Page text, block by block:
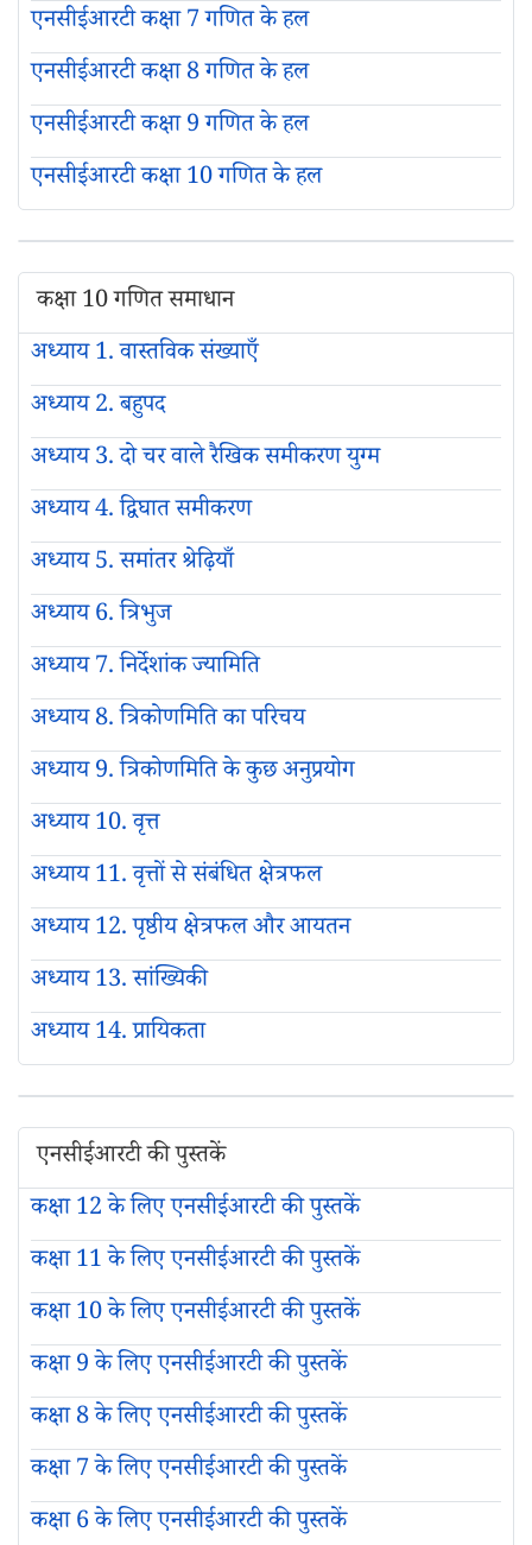
एनसीईआरटी कक्षा 7 गणित के हल
एनसीईआरटी कक्षा 8 गणित के हल
एनसीईआरटी कक्षा 9 गणित के हल
एनसीईआरटी कक्षा 10 गणित के हल
कक्षा 10 गणित समाधान
अध्याय 1. वास्तविक संख्याएँ
अध्याय 2. बहुपद
अध्याय 3. दो चर वाले रैखिक समीकरण युग्म
अध्याय 4. द्विघात समीकरण
अध्याय 5. समांतर श्रेढ़ियाँ
अध्याय 6. त्रिभुज
अध्याय 7. निर्देशांक ज्यामिति
अध्याय 8. त्रिकोणमिति का परिचय
अध्याय 9. त्रिकोणमिति के कुछ अनुप्रयोग
अध्याय 10. वृत्त
अध्याय 11. वृत्तों से संबंधित क्षेत्रफल
अध्याय 12. पृष्ठीय क्षेत्रफल और आयतन
अध्याय 13. सांख्यिकी
अध्याय 14. प्रायिकता
एनसीईआरटी की पुस्तकें
कक्षा 12 के लिए एनसीईआरटी की पुस्तकें
कक्षा 11 के लिए एनसीईआरटी की पुस्तकें
कक्षा 10 के लिए एनसीईआरटी की पुस्तकें
कक्षा 9 के लिए एनसीईआरटी की पुस्तकें
कक्षा 8 के लिए एनसीईआरटी की पुस्तकें
कक्षा 7 के लिए एनसीईआरटी की पुस्तकें
कक्षा 6 के लिए एनसीईआरटी की पुस्तकें